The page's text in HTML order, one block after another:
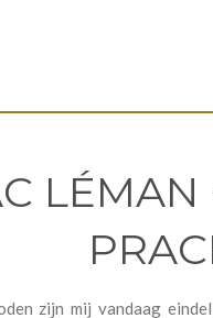
LÉMAN
zijn mij vandaag